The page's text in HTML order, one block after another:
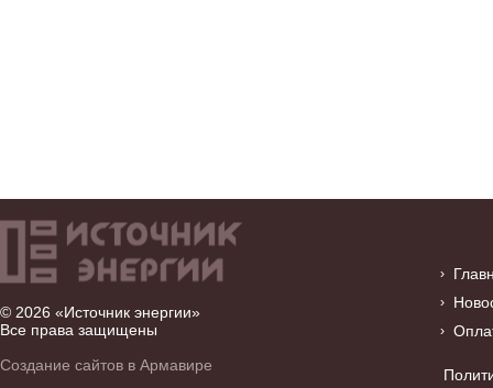
© 2026 «Источник энергии»
Все права защищены
Создание сайтов в Армавире